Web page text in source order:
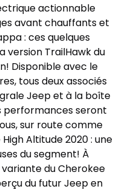
actionnable
avant chauffants et
: ces quelques
TrailHawk du
Disponible avec le
tous deux associés
Jeep et à la boîte
performances seront
sur route comme
Altitude 2020 : une
du segment! À
du Cherokee
du futur Jeep en